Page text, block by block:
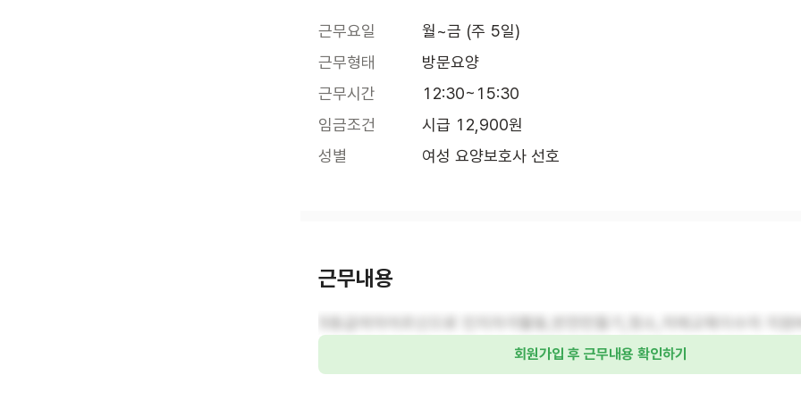
근무요일
월~금 (주 5일)
근무형태
방문요양
근무시간
12:30~15:30
임금조건
시급 12,900원
성별
여성 요양보호사 선호
근무내용
회원가입 후 근무내용 확인하기